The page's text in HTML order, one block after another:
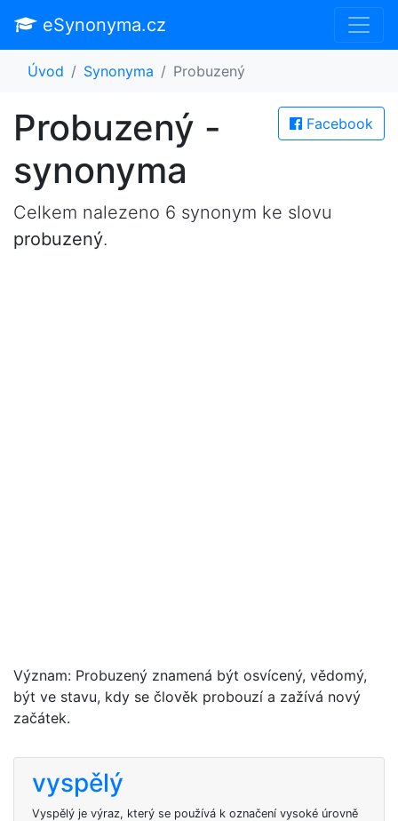
eSynonyma.cz
Úvod Synonyma Probuzený
Facebook
Probuzený -
synonyma
Celkem nalezeno 6 synonym ke slovu
probuzený.
Význam: Probuzený znamená být osvícený, vědomý,
být ve stavu, kdy se člověk probouzí a zažívá nový
začátek.
vyspělý
Vyspělý je výraz, který se používá k označení vysoké úrovně